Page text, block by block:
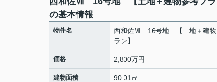
の基本情報
物件名
西和佐Ⅶ 16号地 【土地＋建物
ラン】
価格 2,800万円
建物面積 90.01㎡